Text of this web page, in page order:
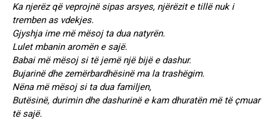
Ka njerëz që veprojnë sipas arsyes, njërëzit e tillë nuk i
tremben as vdekjes.
Gjyshja ime më mësoj ta dua natyrën.
Lulet mbanin aromën e sajë.
Babai më mësoj si të jemë një bijë e dashur.
Bujarinë dhe zemërbardhësinë ma la trashëgim.
Nëna më mësoj si ta dua familjen,
Butësinë, durimin dhe dashurinë e kam dhuratën më të çmuar
të sajë.